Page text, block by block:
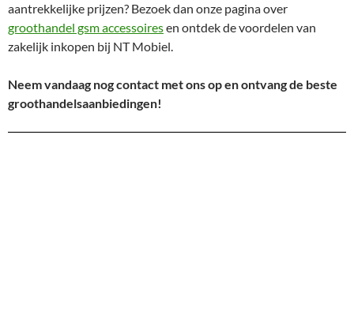
aantrekkelijke prijzen? Bezoek dan onze pagina over
groothandel gsm accessoiresen ontdek de voordelen van
zakelijk inkopen bij NT Mobiel.
Neem vandaag nog contact met ons op en ontvang de beste
groothandelsaanbiedingen!